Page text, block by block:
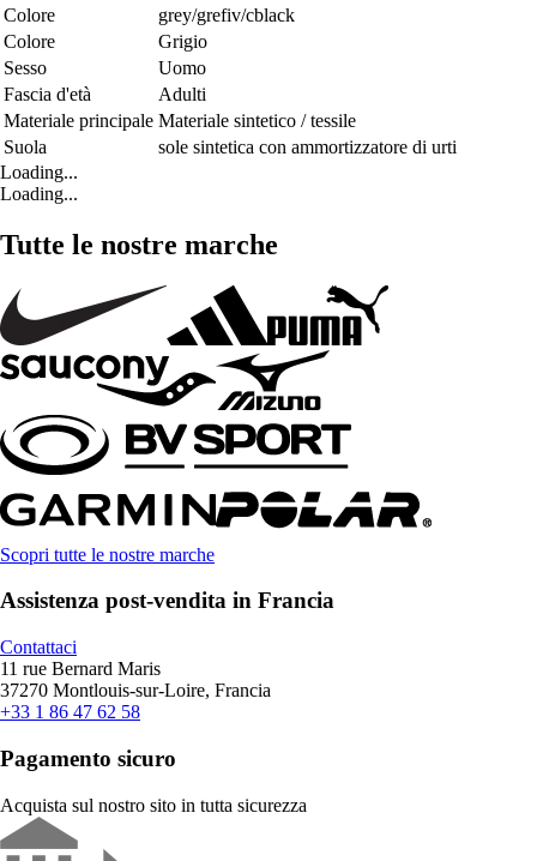
Colore
grey/grefiv/cblack
Colore
Grigio
Sesso
Uomo
Fascia d'età
Adulti
Materiale principale Materiale sintetico / tessile
Suola
sole sintetica con ammortizzatore di urti
Loading...
Loading...
Tutte le nostre marche
Scopri tutte le nostre marche
Assistenza post-vendita in Francia
Contattaci
11 rue Bernard Maris
37270 Montlouis-sur-Loire, Francia
+33 1 86 47 62 58
Pagamento sicuro
Acquista sul nostro sito in tutta sicurezza